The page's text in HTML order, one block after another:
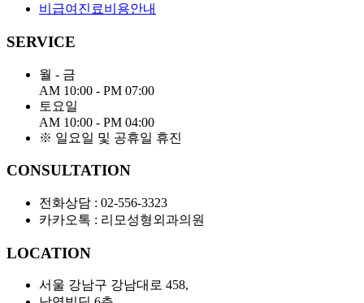
비급여진료비용안내
SERVICE
월 - 금
AM 10:00 - PM 07:00
토요일
AM 10:00 - PM 04:00
※ 일요일 및 공휴일 휴진
CONSULTATION
전화상담 : 02-556-3323
카카오톡 : 리모성형외과의원
LOCATION
서울 강남구 강남대로 458,